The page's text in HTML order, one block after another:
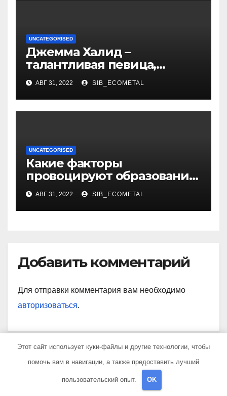
UNCATEGORISED
Джемма Халид –
талантливая певица,
музыкант и автор песен со
смыслом
АВГ 31, 2022 SIB_ECOMETAL
UNCATEGORISED
Какие факторы
провоцируют образование
жировиков
АВГ 31, 2022 SIB_ECOMETAL
Добавить комментарий
Для отправки комментария вам необходимо
авторизоваться.
Поиск
Этот сайт использует куки-файлы и другие технологии, чтобы
помочь вам в навигации, а также предоставить лучший
пользовательский опыт. OK